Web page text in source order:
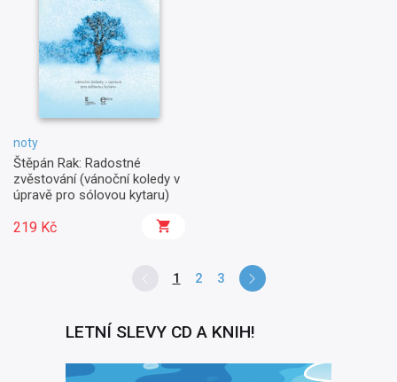
noty
Štěpán Rak: Radostné
zvěstování (vánoční koledy v
úpravě pro sólovou kytaru)
219 Kč
1 2 3
LETNÍ SLEVY CD A KNIH!